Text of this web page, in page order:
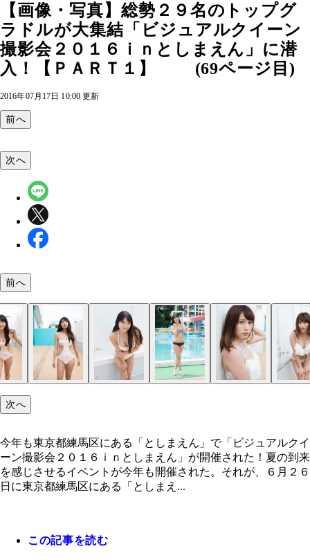
【画像・写真】総勢２９名のトップグ
ラドルが大集結「ビジュアルクイーン
撮影会２０１６ｉｎとしまえん」に潜
入！【ＰＡＲＴ１】 (69ページ目)
2016年07月17日 10:00 更新
前へ
今年も東京都練馬区にある「としまえん」で「ビ
ルクイーン撮影会２０１６ｉｎとしまえん」が開
次へ
前へ
次へ
今年も東京都練馬区にある「としまえん」で「ビジュアルクイ
ーン撮影会２０１６ｉｎとしまえん」が開催された！夏の到来
を感じさせるイベントが今年も開催された。それが、６月２６
日に東京都練馬区にある「としまえ...
この記事を読む